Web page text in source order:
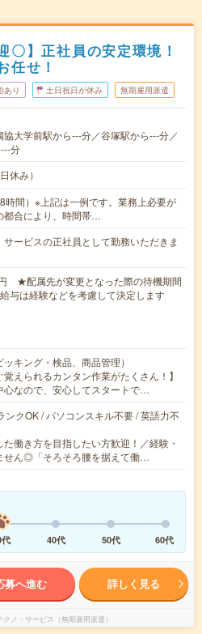
〇】正社員の安定環境！
任せ！
あり 土日祝日が休み 無期雇用派遣
大学前駅から---分／谷塚駅から---分／
分
休み）
時間）※上記は一例です。業務上必要が
都合により、時間帯…
ービスの正社員として勤務いただきま
★配属先が変更となった際の待機期間
与は経験などを考慮して決定します
キング・検品、商品管理）
覚えられるカンタン作業がたくさん！】
心なので、安心してスタートで…
ンクOK / パソコンスキル不要 / 英語力不
働き方を目指したい方歓迎！／経験・
せん◎「そろそろ腰を据えて働…
40代 50代 60代
募へ進む 詳しく見る
ノ・サービス（無期雇用派遣）